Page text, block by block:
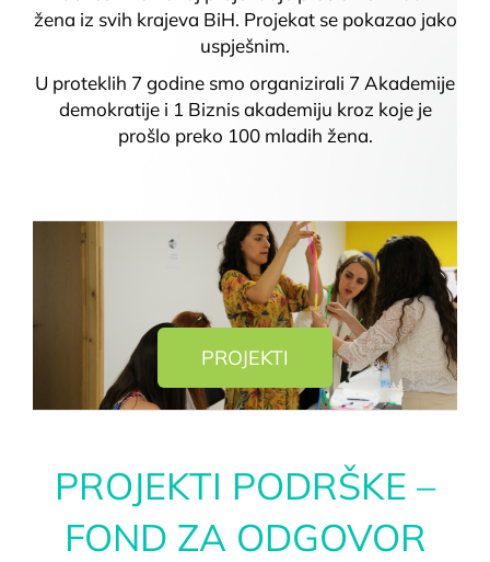
žena iz svih krajeva BiH. Projekat se pokazao jako
uspješnim.
U proteklih 7 godine smo organizirali 7 Akademije
demokratije i 1 Biznis akademiju kroz koje je
prošlo preko 100 mladih žena.
PROJEKTI
PROJEKTI PODRŠKE –
FOND ZA ODGOVOR